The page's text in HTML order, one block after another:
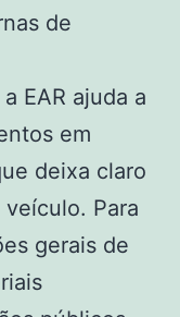
de
EAR ajuda a
em
deixa claro
Para
gerais de